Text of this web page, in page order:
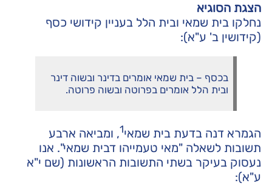
הצגת הסוגיא
נחלקו בית שמאי ובית הלל בעניין קידושי כסף
(קידושין ב' ע"א):
בכסף – בית שמאי אומרים בדינר ובשוה דינר
ובית הלל אומרים בפרוטה ובשוה פרוטה.
הגמרא דנה בדעת בית שמאי1, ומביאה ארבע
תשובות לשאלה "מאי טעמייהו דבית שמאי". אנו
נעסוק בעיקר בשתי התשובות הראשונות (שם י"א
ע"א):